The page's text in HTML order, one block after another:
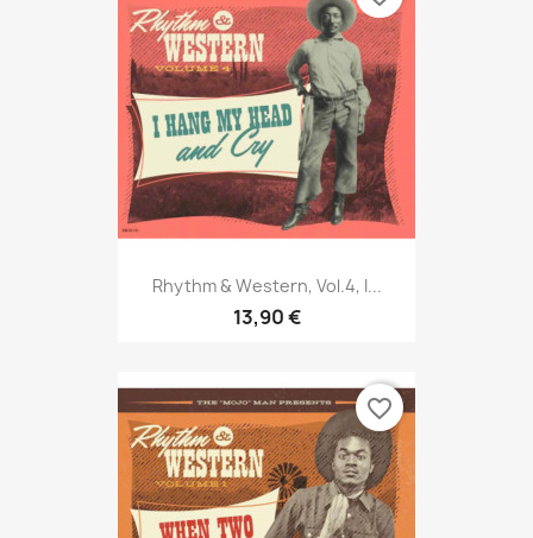
Rhythm & Western, Vol.4, I...
13,90 €
favorite_border